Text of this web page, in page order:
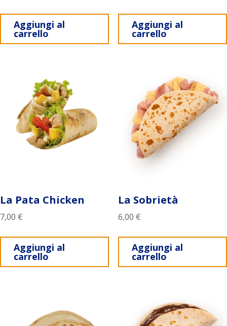
Aggiungi al
carrello
Aggiungi al
carrello
La Pata Chicken
7,00 €
Aggiungi al
carrello
La Sobrietà
6,00 €
Aggiungi al
carrello